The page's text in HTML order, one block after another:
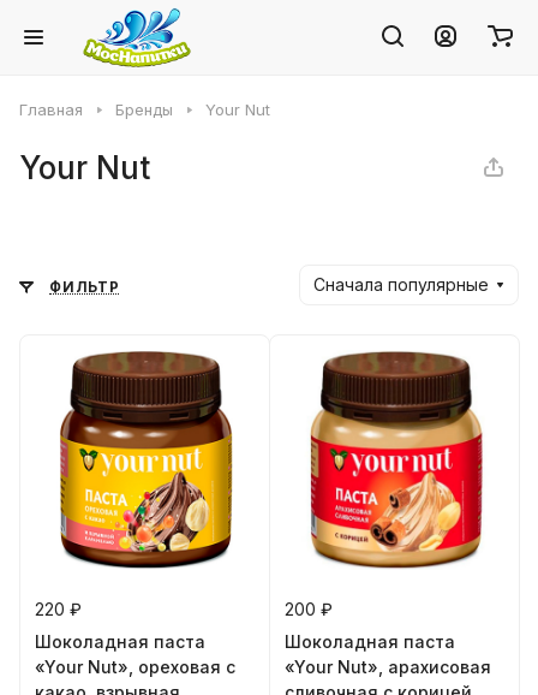
Главная Бренды Your Nut
Your Nut
ФИЛЬТР Сначала популярные
220 ₽
Шоколадная паста
«Your Nut», ореховая с
200 ₽
Шоколадная паста
«Your Nut», арахисовая